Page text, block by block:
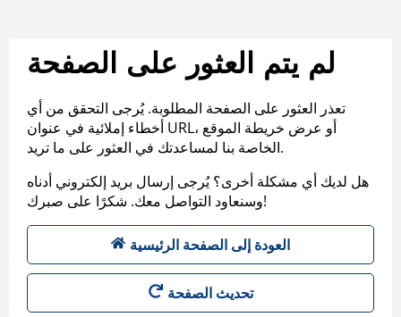
لم يتم العثور على الصفحة
تعذر العثور على الصفحة المطلوبة. يُرجى التحقق من أي
أخطاء إملائية في عنوان URL، أو عرض خريطة الموقع
الخاصة بنا لمساعدتك في العثور على ما تريد.
هل لديك أي مشكلة أخرى؟ يُرجى إرسال بريد إلكتروني أدناه
وسنعاود التواصل معك. شكرًا على صبرك!
العودة إلى الصفحة الرئيسية
تحديث الصفحة